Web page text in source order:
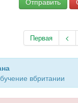
Первая <
вбритании